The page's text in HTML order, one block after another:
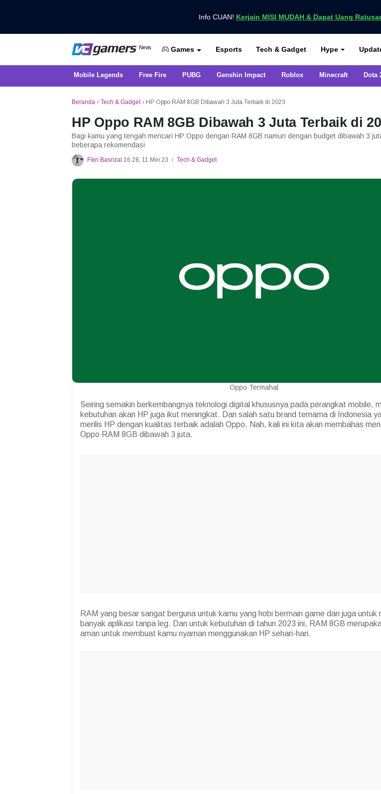
Info CUAN! Kerjain MISI MUDAH & Dapat Uang
VCGamers News
News
Dapatkan Berita Games Terbaru Hanya di VCGamers
Games Esports Tech & Gadget Hype
Mobile Legends Free Fire PUBG Genshin Impact Roblox Minecraft Dota
Beranda › Tech & Gadget› HP Oppo RAM 8GB Dibawah 3 Juta Terbaik di 2023
HP Oppo RAM 8GB Dibawah 3 Juta Terbaik di
Bagi kamu yang tengah mencari HP Oppo dengan RAM 8GB namun dengan budget dibawah 3
beberapa rekomendasi
Fikri Basrizal 16:28, 11 Mei 23 / Tech & Gadget
Oppo Termahal
Seiring semakin berkembangnya teknologi digital khususnya pada perangkat mobile,
kebutuhan akan HP juga ikut meningkat. Dan salah satu brand ternama di Indonesia
merilis HP dengan kualitas terbaik adalah Oppo. Nah, kali ini kita akan membahas
Oppo RAM 8GB dibawah 3 juta.
RAM yang besar sangat berguna untuk kamu yang hobi bermain game dan juga untuk
banyak aplikasi tanpa leg. Dan untuk kebutuhan di tahun 2023 ini, RAM 8GB
aman untuk membuat kamu nyaman menggunakan HP sehari-hari.